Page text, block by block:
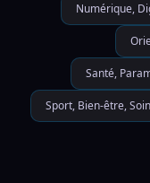
Numérique,
Santé,
Sport, Bien-être,